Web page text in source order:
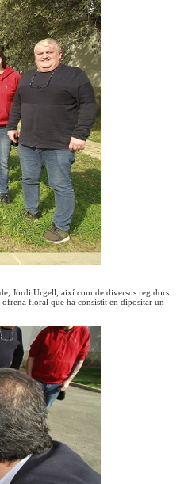
Jordi Urgell, així com de diversos regidors
ofrena floral que ha consistit en dipositar un